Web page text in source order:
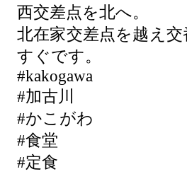
西交差点を北へ。
北在家交差点を越え
すぐです。
#kakogawa
#加古川
#かこがわ
#食堂
#定食